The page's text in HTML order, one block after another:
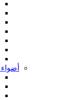
أضواء LED